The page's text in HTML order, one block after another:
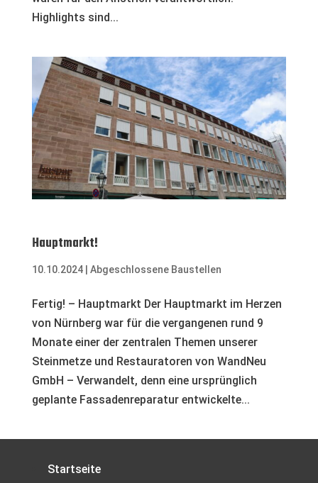
Highlights sind...
Hauptmarkt!
10.10.2024| Abgeschlossene Baustellen
Fertig! – Hauptmarkt Der Hauptmarkt im Herzen
von Nürnberg war für die vergangenen rund 9
Monate einer der zentralen Themen unserer
Steinmetze und Restauratoren von WandNeu
GmbH – Verwandelt, denn eine ursprünglich
geplante Fassadenreparatur entwickelte...
Startseite